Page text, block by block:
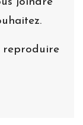
reproduire